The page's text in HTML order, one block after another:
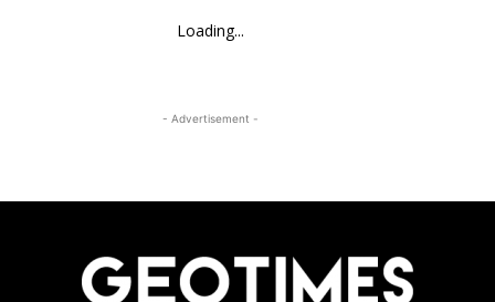
Loading...
- Advertisement -